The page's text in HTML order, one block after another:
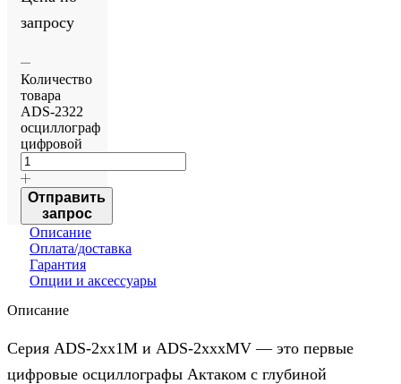
запросу
Количество
товара
ADS-2322
осциллограф
цифровой
Отправить
запрос
Описание
Оплата/доставка
Гарантия
Опции и аксессуары
Описание
Серия ADS-2хх1M и ADS-2хххMV — это первые
цифровые осциллографы Актаком с глубиной